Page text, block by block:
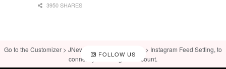
3950 SHARES
FOLLOW US
Go to the Customizer > JNews : Social, Like & View > Instagram Feed Setting, to
connect your Instagram account.